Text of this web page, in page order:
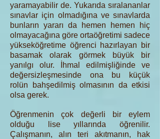
yaramayabilir de. Yukarıda sıralananlar
sınavlar için olmadığına ve sınavlarda
bunların yararı da hemen hemen hiç
olmayacağına göre ortaöğretimi sadece
yükseköğretime öğrenci hazırlayan bir
basamak olarak görmek büyük bir
yanılgı olur. İhmal edilmişliğinde ve
değersizleşmesinde ona bu küçük
rolün bahşedilmiş olmasının da etkisi
olsa gerek.
Öğrenmenin çok değerli bir eylem
olduğu lise yıllarında öğrenilir.
Çalışmanın, alın teri akıtmanın, hak